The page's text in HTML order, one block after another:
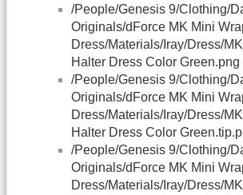
/People/Genesis 9/Clothing/
Originals/dForce MK Mini
Dress/Materials/Iray/Dress/
Halter Dress Color Green.png
/People/Genesis 9/Clothing/
Originals/dForce MK Mini
Dress/Materials/Iray/Dress/
Halter Dress Color
/People/Genesis 9/Clothing/
Originals/dForce MK Mini
Dress/Materials/Iray/Dress/